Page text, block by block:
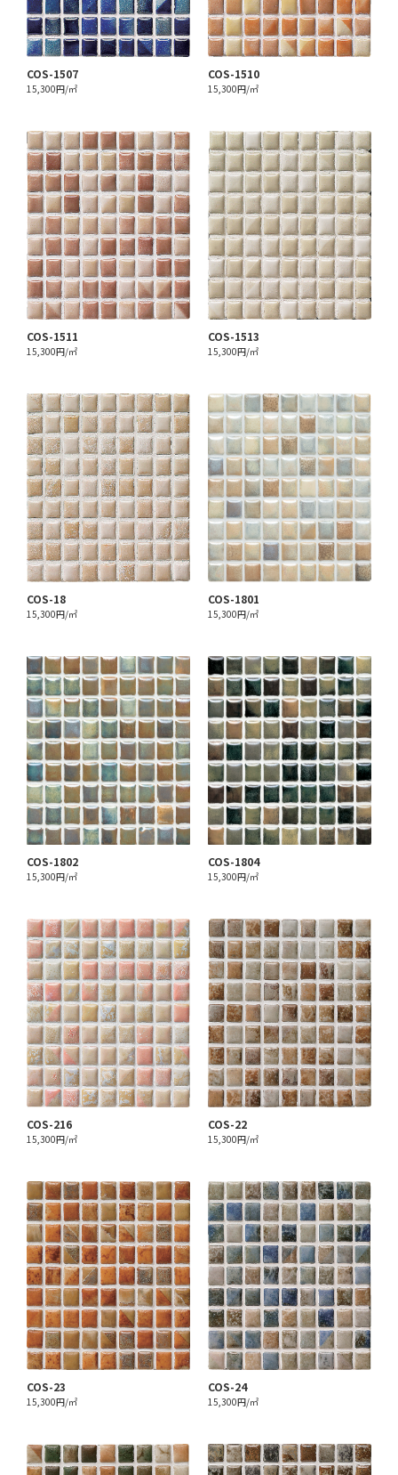
COS-1507
15,300円/㎡
COS-1510
15,300円/㎡
COS-1511
15,300円/㎡
COS-1513
15,300円/㎡
COS-18
15,300円/㎡
COS-1801
15,300円/㎡
COS-1802
15,300円/㎡
COS-1804
15,300円/㎡
COS-216
15,300円/㎡
COS-22
15,300円/㎡
COS-23
15,300円/㎡
COS-24
15,300円/㎡